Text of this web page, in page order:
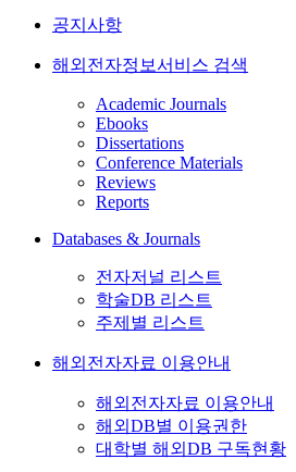
공지사항
해외전자정보서비스 검색
Academic Journals
Ebooks
Dissertations
Conference Materials
Reviews
Reports
Databases & Journals
전자저널 리스트
학술DB 리스트
주제별 리스트
해외전자자료 이용안내
해외전자자료 이용안내
해외DB별 이용권한
대학별 해외DB 구독현황